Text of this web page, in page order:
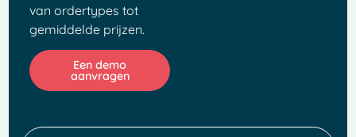
van ordertypes tot
gemiddelde prijzen.
Een demo
aanvragen